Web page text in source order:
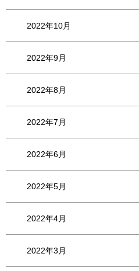
2022年10月
2022年9月
2022年8月
2022年7月
2022年6月
2022年5月
2022年4月
2022年3月